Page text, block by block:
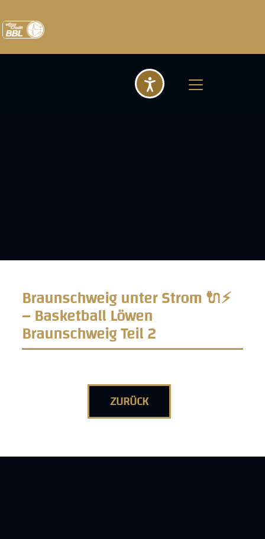
Braunschweig unter Strom 🔌⚡️
– Basketball Löwen
Braunschweig Teil 2
ZURÜCK